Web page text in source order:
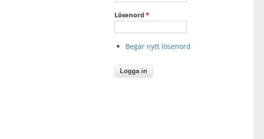
Lösenord*
Begär nytt lösenord